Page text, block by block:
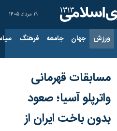
۱۹ مرداد ۱۴۰۵
ورزش جهان جامعه فرهنگ
مسابقات قهرمانی
واترپلو آسیا؛ صعود
بدون باخت ایران از